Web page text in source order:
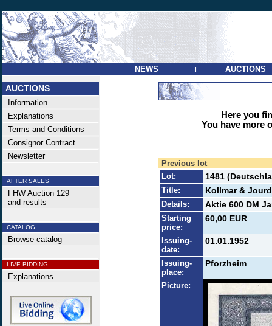
NEWS | AUCTIONS
AUCTIONS
Information
Explanations
Terms and Conditions
Consignor Contract
Newsletter
AFTER SALES
FHW Auction 129
and results
CATALOG
Browse catalog
LIVE BIDDING
Explanations
Here you
You have more
Previous lot
Lot:
1481
Title: Kollmar &
Details: Aktie 600 DM
Starting
price:
60,00 EUR
Issuing-
date:
01.01.1952
Issuing-
place:
Pforzheim
Picture: